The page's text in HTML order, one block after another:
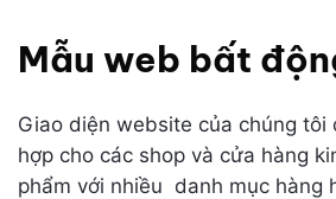
Mẫu web bất
Giao diện website của chúng tôi
hợp cho các shop và cửa hàng
phẩm với nhiều danh mục hàng